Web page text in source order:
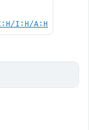
I:H/A:H